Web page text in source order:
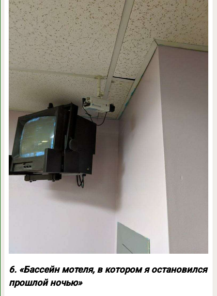
6. «Бассейн мотеля, в котором я остановился
прошлой ночью»